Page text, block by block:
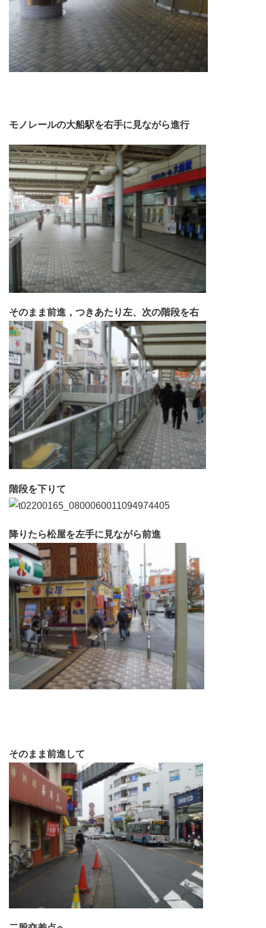
モノレールの大船駅を右手に見ながら進行
そのまま前進，つきあたり左、次の階段を右
階段を下りて
降りたら松屋を左手に見ながら前進
そのまま前進して